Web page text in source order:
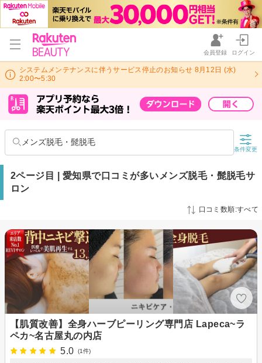
会員登録 ログイン
システムメンテナンスに伴うサービス停止のお知らせ 8月12日 (水)
2:00〜5:30
メンズ脱毛・髭脱毛
条件変更
2ページ目 | 愛知県で口コミが多いメンズ脱毛・髭脱毛サ
ロン
口コミ数順:すべて
【肌質改善】全身ハーブピーリング専門店 Lapeca~ラ
ペカ~名古屋丸の内店
5.0
(1件)